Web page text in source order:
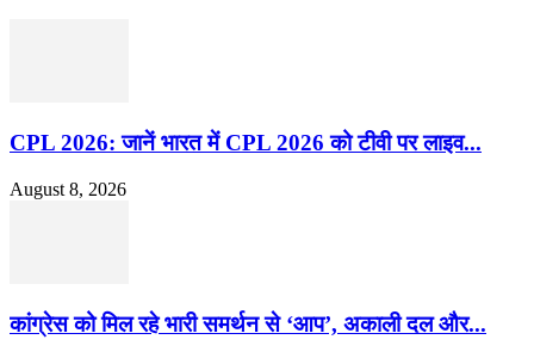
CPL 2026: जानें भारत में CPL 2026 को टीवी पर लाइव...
August 8, 2026
कांग्रेस को मिल रहे भारी समर्थन से ‘आप’, अकाली दल और...